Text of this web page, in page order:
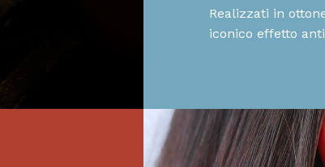
Realizzati in
iconico effetto